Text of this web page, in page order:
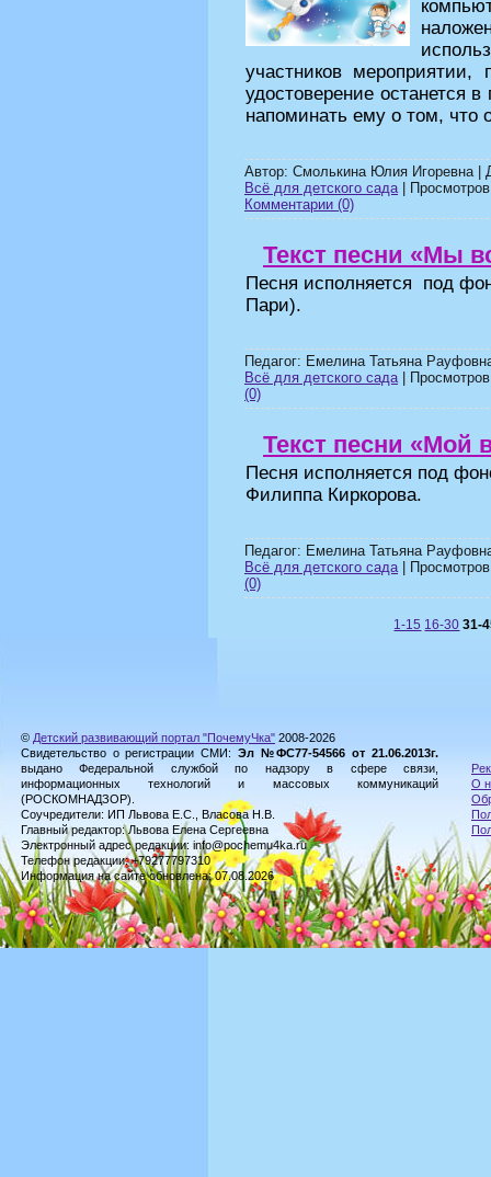
участников
удостоверение останется
напоминать ему о том, что
Автор: Смолькина Юлия Игоревна |
Всё для детского сада|
Комментарии (0)
Текст песни «Мы
Песня исполняется под
Пари).
Педагог: Емелина Татьяна
Всё для детского сада|
(0)
Текст песни «Мой
Песня исполняется под
Филиппа Киркорова.
Педагог: Емелина Татьяна
Всё для детского сада|
(0)
1-15 16-30 31-
© Детский развивающий портал "ПочемуЧка" 2008-2026
Свидетельство о регистрации СМИ: Эл №ФС77-54566 от 21.06.2013г.
выдано Федеральной службой по надзору в сфере связи,
информационных технологий и массовых коммуникаций
(РОСКОМНАДЗОР).
Соучредители: ИП Львова Е.С., Власова Н.В.
Главный редактор: Львова Елена Сергеевна
Электронный адрес редакции: info@pochemu4ka.ru
Телефон редакции: +79277797310
Информация на сайте обновлена: 07.08.2026
О